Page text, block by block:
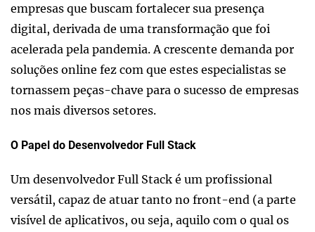
empresas que buscam fortalecer sua presença
digital, derivada de uma transformação que foi
acelerada pela pandemia. A crescente demanda por
soluções online fez com que estes especialistas se
tornassem peças-chave para o sucesso de empresas
nos mais diversos setores.
O Papel do Desenvolvedor Full Stack
Um desenvolvedor Full Stack é um profissional
versátil, capaz de atuar tanto no front-end (a parte
visível de aplicativos, ou seja, aquilo com o qual os